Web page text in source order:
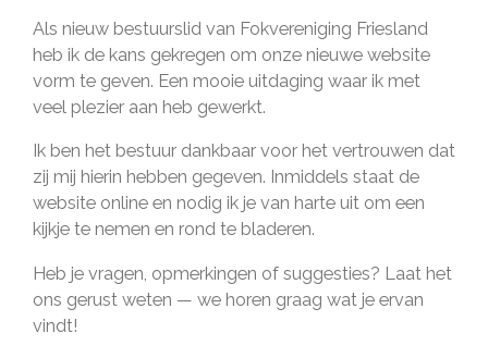
Als nieuw bestuurslid van Fokvereniging Friesland
heb ik de kans gekregen om onze nieuwe website
vorm te geven. Een mooie uitdaging waar ik met
veel plezier aan heb gewerkt.
Ik ben het bestuur dankbaar voor het vertrouwen dat
zij mij hierin hebben gegeven. Inmiddels staat de
website online en nodig ik je van harte uit om een
kijkje te nemen en rond te bladeren.
Heb je vragen, opmerkingen of suggesties? Laat het
ons gerust weten — we horen graag wat je ervan
vindt!